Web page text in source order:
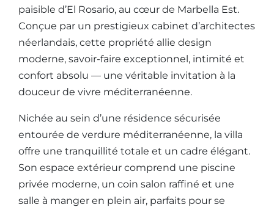
paisible d’El Rosario, au cœur de Marbella Est.
Conçue par un prestigieux cabinet d’architectes
néerlandais, cette propriété allie design
moderne, savoir-faire exceptionnel, intimité et
confort absolu — une véritable invitation à la
douceur de vivre méditerranéenne.
Nichée au sein d’une résidence sécurisée
entourée de verdure méditerranéenne, la villa
offre une tranquillité totale et un cadre élégant.
Son espace extérieur comprend une piscine
privée moderne, un coin salon raffiné et une
salle à manger en plein air, parfaits pour se